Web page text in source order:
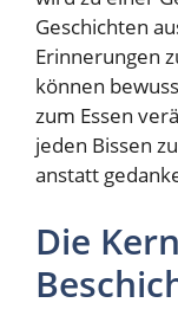
Geschichten
Erinnerungen
können
zum Essen
jeden Bissen
anstatt
Die